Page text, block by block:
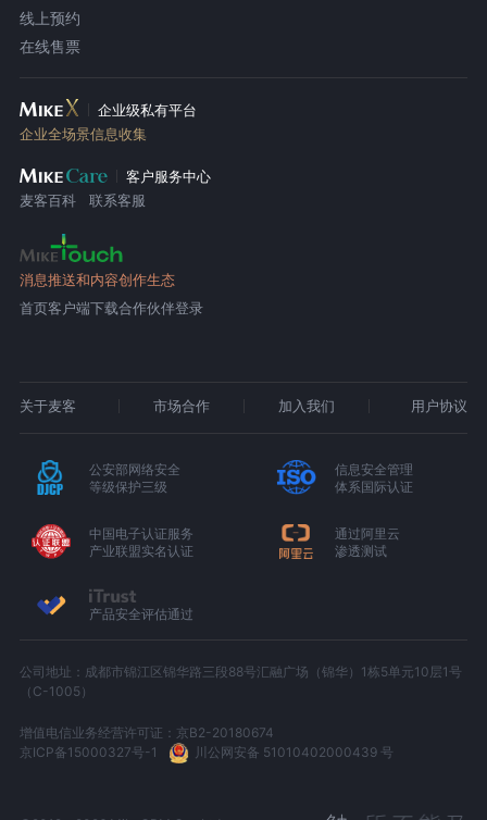
线上预约
在线售票
企业级私有平台
企业全场景信息收集
客户服务中心
麦客百科
联系客服
消息推送和内容创作生态
首页客户端下载合作伙伴登录
关于麦客 市场合作 加入我们 用户协议
公安部网络安全
等级保护三级
信息安全管理
体系国际认证
中国电子认证服务
产业联盟实名认证
通过阿里云
渗透测试
产品安全评估通过
公司地址：成都市锦江区锦华路三段88号汇融广场（锦华）1栋5单元10层1号
（C-1005）
增值电信业务经营许可证：京B2-20180674
京ICP备15000327号-1
川公网安备 51010402000439 号